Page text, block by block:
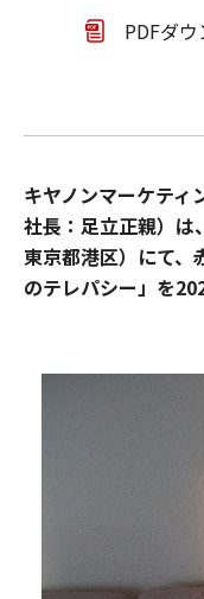
PDFダウ
キヤノンマーケティ
社長：足立正親）は
東京都港区）にて、
のテレパシー」を